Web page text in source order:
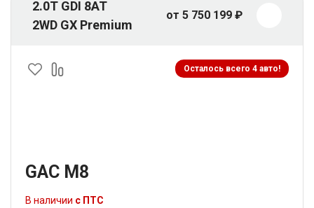
2.0T GDI 8AT
2WD GX Premium
от 5 750 199 ₽
Осталось всего 4 авто!
GAC M8
В наличии с ПТС